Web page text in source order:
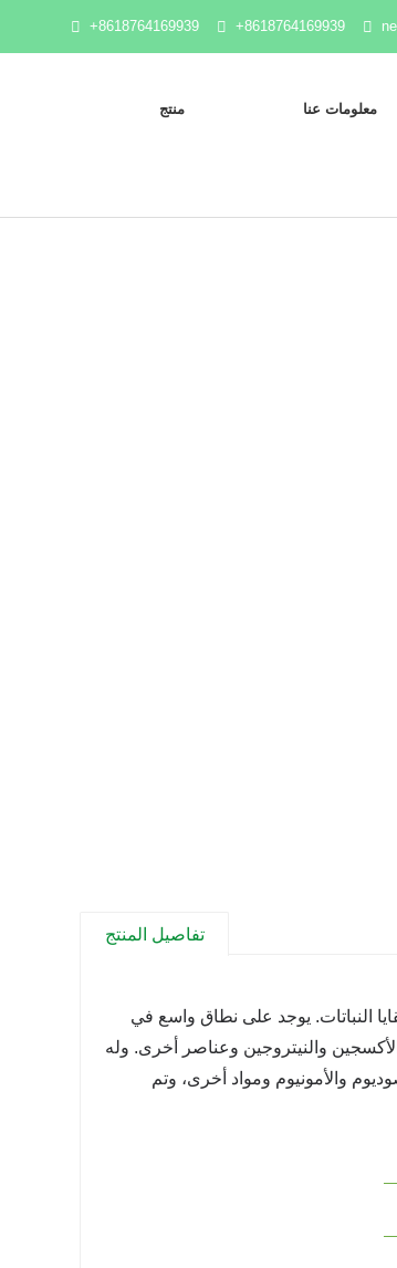
+8618764169939
+8618764169939
معلومات عنا منتج
تفاصيل المنتج
النباتات. يوجد على نطاق واسع في
والنيتروجين وعناصر أخرى. وله
والأمونيوم ومواد أخرى، وتم